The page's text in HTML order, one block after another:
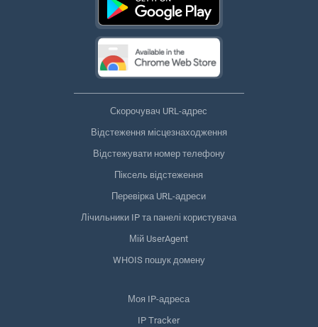
Скорочувач URL-адрес
Відстеження місцезнаходження
Відстежувати номер телефону
Піксель відстеження
Перевірка URL-адреси
Лічильники IP та панелі користувача
Мій UserAgent
WHOIS пошук домену
Моя IP-адреса
IP Tracker